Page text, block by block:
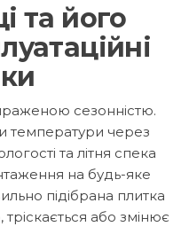
та його
сезонністю.
температури через
та літня спека
на будь-яке
підібрана плитка
або змінює